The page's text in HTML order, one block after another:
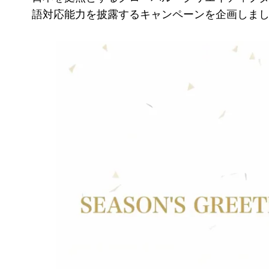
語対応能力を披露するキャンペーンを企画しま